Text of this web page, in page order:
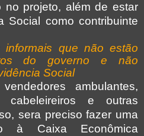
no projeto, além de estar
Social como contribuinte
informais que não estão
do governo e não
Social
ambulantes,
cabeleireiros e outras
sera preciso fazer uma
à Caixa Econômica